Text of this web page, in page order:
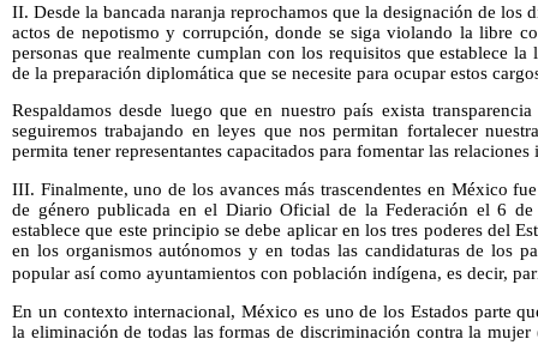
II. Desde la bancada naranja reprochamos que la designación de los
actos de nepotismo y corrupción, donde se siga violando la libre
personas que realmente cumplan con los requisitos que establece
de la preparación diplomática que se necesite para ocupar estos
Respaldamos desde luego que en nuestro país exista
seguiremos trabajando en leyes que nos permitan fortalecer
permita tener representantes capacitados para fomentar las
III. Finalmente, uno de los avances más trascendentes en México
de género publicada en el Diario Oficial de la Federación el 6
establece que este principio se debe aplicar en los tres poderes del
en los organismos autónomos y en todas las candidaturas de los
popular así como ayuntamientos con población indígena, es decir,
En un contexto internacional, México es uno de los Estados parte
la eliminación de todas las formas de discriminación contra la mujer